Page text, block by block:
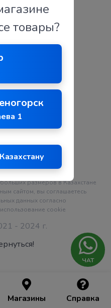
товары?
1
ЧАТ
Магазины Справка
размеров в Казахстане
сайтом, вы соглашаетесь
данных согласно
cookie
- 2024 г.